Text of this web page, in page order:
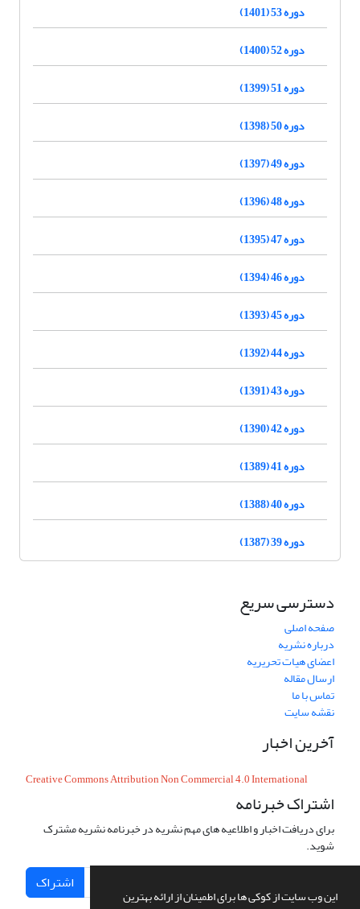
این وب سایت از کوکی ها برای اطمینان از ارائه بهترین
دوره 53 (1401)
دوره 52 (1400)
دوره 51 (1399)
دوره 50 (1398)
دوره 49 (1397)
دوره 48 (1396)
دوره 47 (1395)
دوره 46 (1394)
دوره 45 (1393)
دوره 44 (1392)
دوره 43 (1391)
دوره 42 (1390)
دوره 41 (1389)
دوره 40 (1388)
دوره 39 (1387)
دسترسی سریع
صفحه اصلی
درباره نشریه
اعضای هیات تحریریه
ارسال مقاله
تماس با ما
نقشه سایت
آخرین اخبار
Creative Commons Attribution Non Commercial 4.0 International
اشتراک خبرنامه
برای دریافت اخبار و اطلاعیه های مهم نشریه در خبرنامه نشریه مشترک
شوید.
اشتراک